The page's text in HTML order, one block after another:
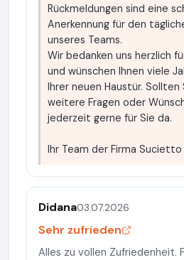
Rückmeldungen sind eine
Anerkennung für den
unseres Teams.
Wir bedanken uns herzlich
und wünschen Ihnen viele
Ihrer neuen Haustür. Sollten
weitere Fragen oder
jederzeit gerne für Sie da.
Ihr Team der Firma Sucietto
Didana03.07.2026
Sehr zufrieden
Alles zu vollen Zufriedenheit.